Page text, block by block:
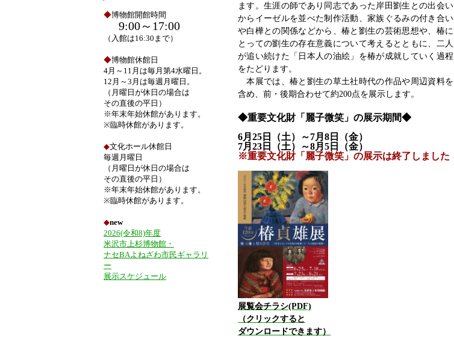
◆博物館開館時間
9:00～17:00
（入館は16:30まで）
◆博物館休館日
4月～11月は毎月第4水曜日。
12月～3月は毎週月曜日。
（月曜日が休日の場合は
その直後の平日）
※年末年始休館があります。
※臨時休館があります。
◆文化ホール休館日
毎週月曜日
（月曜日が休日の場合は
その直後の平日）
※年末年始休館があります。
※臨時休館があります。
◆new
2026(令和8)年度
米沢市上杉博物館・
ナセBAよねざわ市民ギャラリ
ー
展示スケジュール
ます。生涯の師であり同志であった岸田劉生との出会い
からイーゼルを並べた制作活動、家族ぐるみの付き合い
や白樺との関係などから、椿と劉生の芸術思想や、椿に
とっての劉生の存在意義について考えるとともに、二人
が追い続けた「日本人の油絵」を椿が成就していく過程
をたどります。
本展では、椿と劉生の草土社時代の作品や周辺資料を
含め、前・後期合わせて約200点を展示します。
◆重要文化財「麗子微笑」の展示期間◆
6月25日（土）～7月8日（金）
7月23日（土）～8月5日（金）
※重要文化財「麗子微笑」の展示は終了しました
展覧会チラシ(PDF)
（クリックすると
ダウンロードできます）